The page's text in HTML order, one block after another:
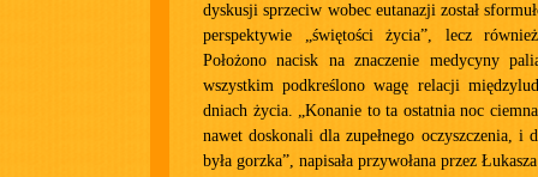
dyskusji sprzeciw wobec eutanazji został
perspektywie „świętości życia”, lecz
Położono nacisk na znaczenie medycyny
wszystkim podkreślono wagę relacji
dniach życia. „Konanie to ta ostatnia noc
nawet doskonali dla zupełnego oczyszczenia, i
była gorzka”, napisała przywołana przez